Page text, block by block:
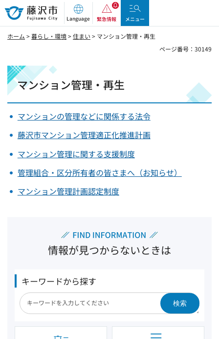
藤沢市
Language 緊急情報 メニュー
ホーム >暮らし・環境>住まい > マンション管理・再生
ページ番号：30149
マンション管理・再生
マンションの管理などに関係する法令
藤沢市マンション管理適正化推進計画
マンション管理に関する支援制度
管理組合・区分所有者の皆さまへ（お知らせ）
マンション管理計画認定制度
情報が見つからないときは
キーワードから探す
検索